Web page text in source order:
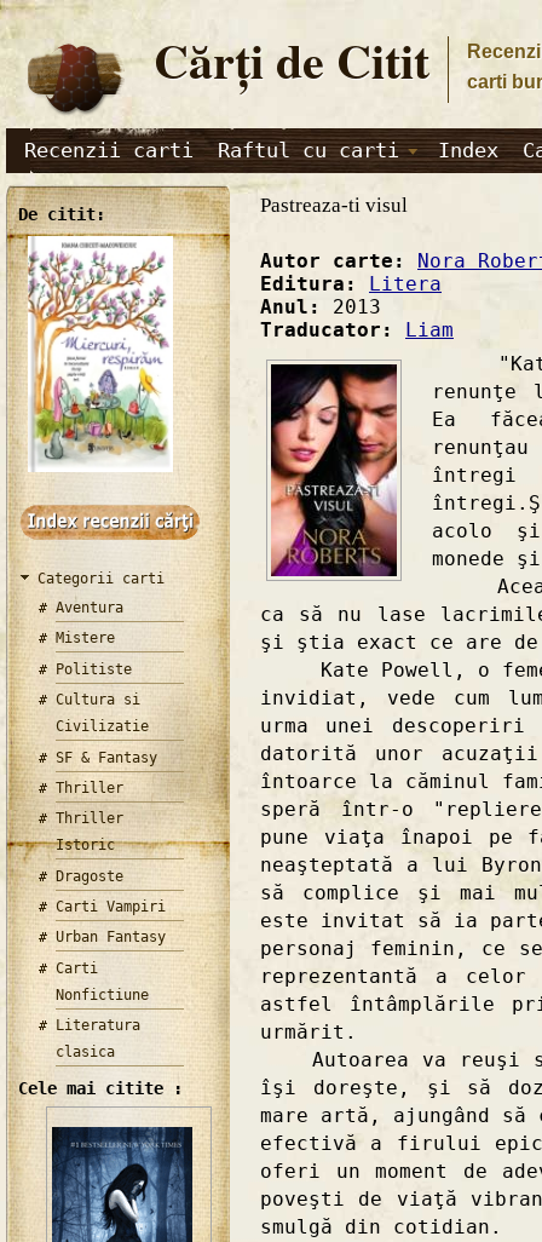
Cărţi de Citit
carti
Recenzii carti Raftul cu carti Index
De citit:
Categorii carti
Aventura
Mistere
Politiste
Cultura si
Civilizatie
SF & Fantasy
Thriller
Thriller
Istoric
Dragoste
Carti Vampiri
Urban Fantasy
Carti
Nonfictiune
Literatura
clasica
Cele mai citite :
Pastreaza-ti visul
Autor carte: Nora
Editura: Litera
Anul: 2013
Traducator: Liam
"Kate
renunţe
Ea
întregi
acolo
monede
ca să nu lase
şi ştia exact ce are
Kate Powell, o
invidiat, vede cum
urma unei
datorită unor acuzaţii
întoarce la căminul
speră într-o
pune viaţa înapoi pe
neaşteptată a lui
să complice şi mai
este invitat să ia
personaj feminin, ce
reprezentantă a
astfel întâmplările
urmărit.
Autoarea va reuşi să
îşi doreşte, şi să
mare artă, ajungând
efectivă a firului
oferi un moment de
poveşti de viaţă
smulgă din cotidian.